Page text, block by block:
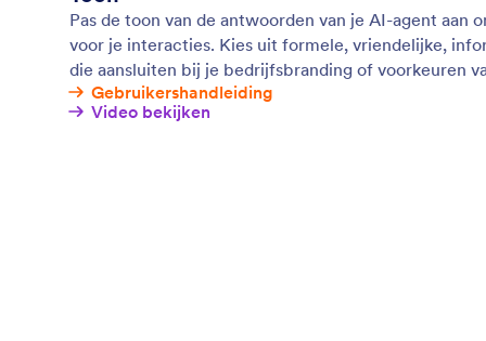
Pas de toon van de antwoorden van je AI-agent aan
voor je interacties. Kies uit formele, vriendelijke,
die aansluiten bij je bedrijfsbranding of voorkeuren
Gebruikershandleiding
Video bekijken